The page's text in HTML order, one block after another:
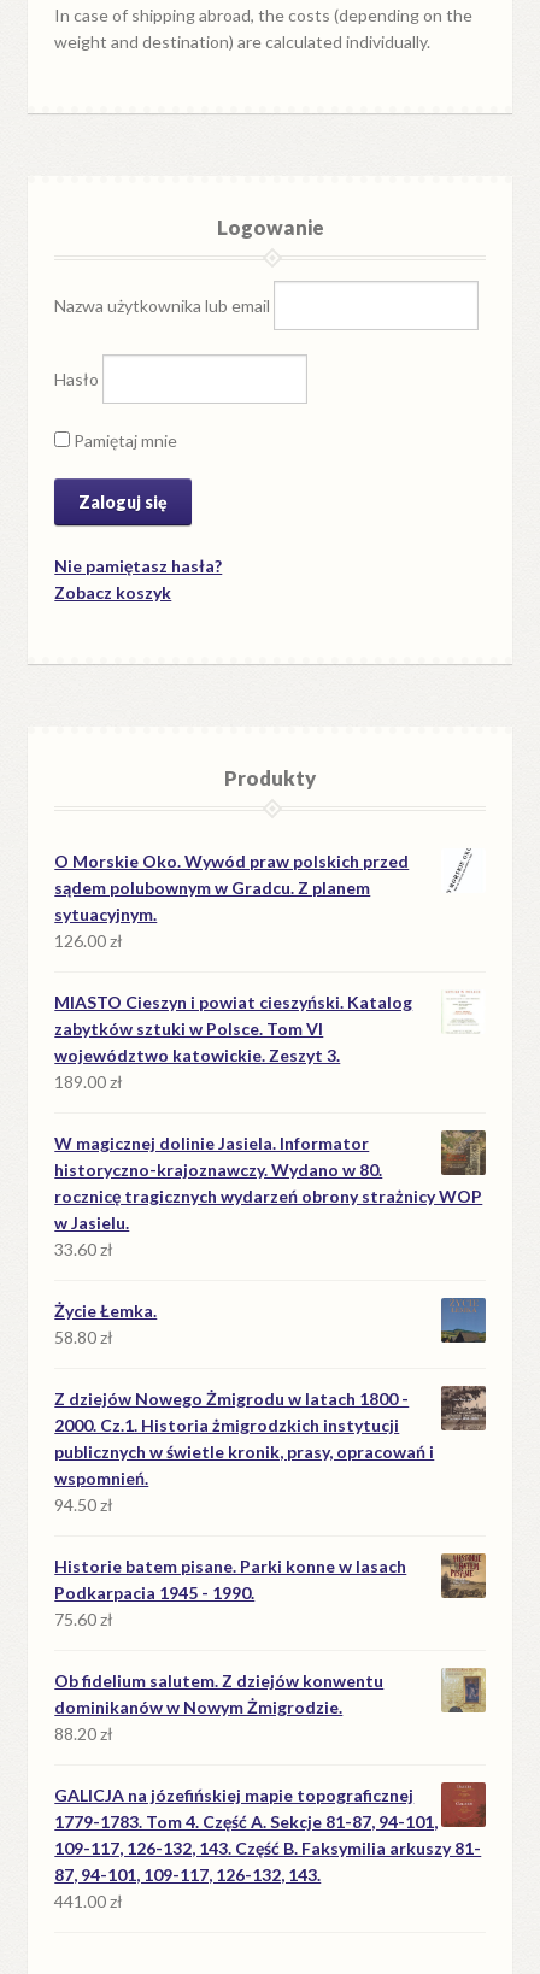
In case of shipping abroad, the costs (depending on the
weight and destination) are calculated individually.
Logowanie
Nazwa użytkownika lub email
Hasło
Pamiętaj mnie
Nie pamiętasz hasła?
Zobacz koszyk
Produkty
O Morskie Oko. Wywód praw polskich przed
sądem polubownym w Gradcu. Z planem
sytuacyjnym.
126.00zł
MIASTO Cieszyn i powiat cieszyński. Katalog
zabytków sztuki w Polsce. Tom VI
województwo katowickie. Zeszyt 3.
189.00zł
W magicznej dolinie Jasiela. Informator
historyczno-krajoznawczy. Wydano w 80.
rocznicę tragicznych wydarzeń obrony strażnicy WOP
w Jasielu.
33.60zł
Życie Łemka.
58.80zł
Z dziejów Nowego Żmigrodu w latach 1800 -
2000. Cz.1. Historia żmigrodzkich instytucji
publicznych w świetle kronik, prasy, opracowań i
wspomnień.
94.50zł
Historie batem pisane. Parki konne w lasach
Podkarpacia 1945 - 1990.
75.60zł
Ob fidelium salutem. Z dziejów konwentu
dominikanów w Nowym Żmigrodzie.
88.20zł
GALICJA na józefińskiej mapie topograficznej
1779-1783. Tom 4. Część A. Sekcje 81-87, 94-101,
109-117, 126-132, 143. Część B. Faksymilia arkuszy 81-
87, 94-101, 109-117, 126-132, 143.
441.00zł